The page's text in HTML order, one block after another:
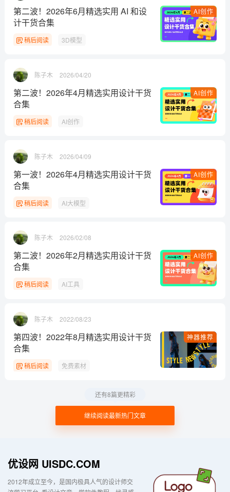
AI创作
第二波！2026年6月精选实用 AI 和设
计干货合集
稍后阅读 3D模型
陈子木 2026/04/20
AI创作
第二波！2026年4月精选实用设计干货
合集
稍后阅读 AI创作
陈子木 2026/04/09
AI创作
第一波！2026年4月精选实用设计干货
合集
稍后阅读 AI大模型
陈子木 2026/02/08
AI创作
第二波！2026年2月精选实用设计干货
合集
稍后阅读 AI工具
陈子木 2022/08/23
神器推荐
第四波！2022年8月精选实用设计干货
合集
稍后阅读 免费素材
继续阅读最新热门文章
还有8篇更精彩
优设网 UISDC.COM
2012年成立至今，是国内极具人气的设计师交